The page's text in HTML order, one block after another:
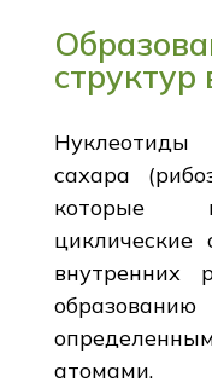
структур
сахара
которые
циклические
внутренних
атомами.